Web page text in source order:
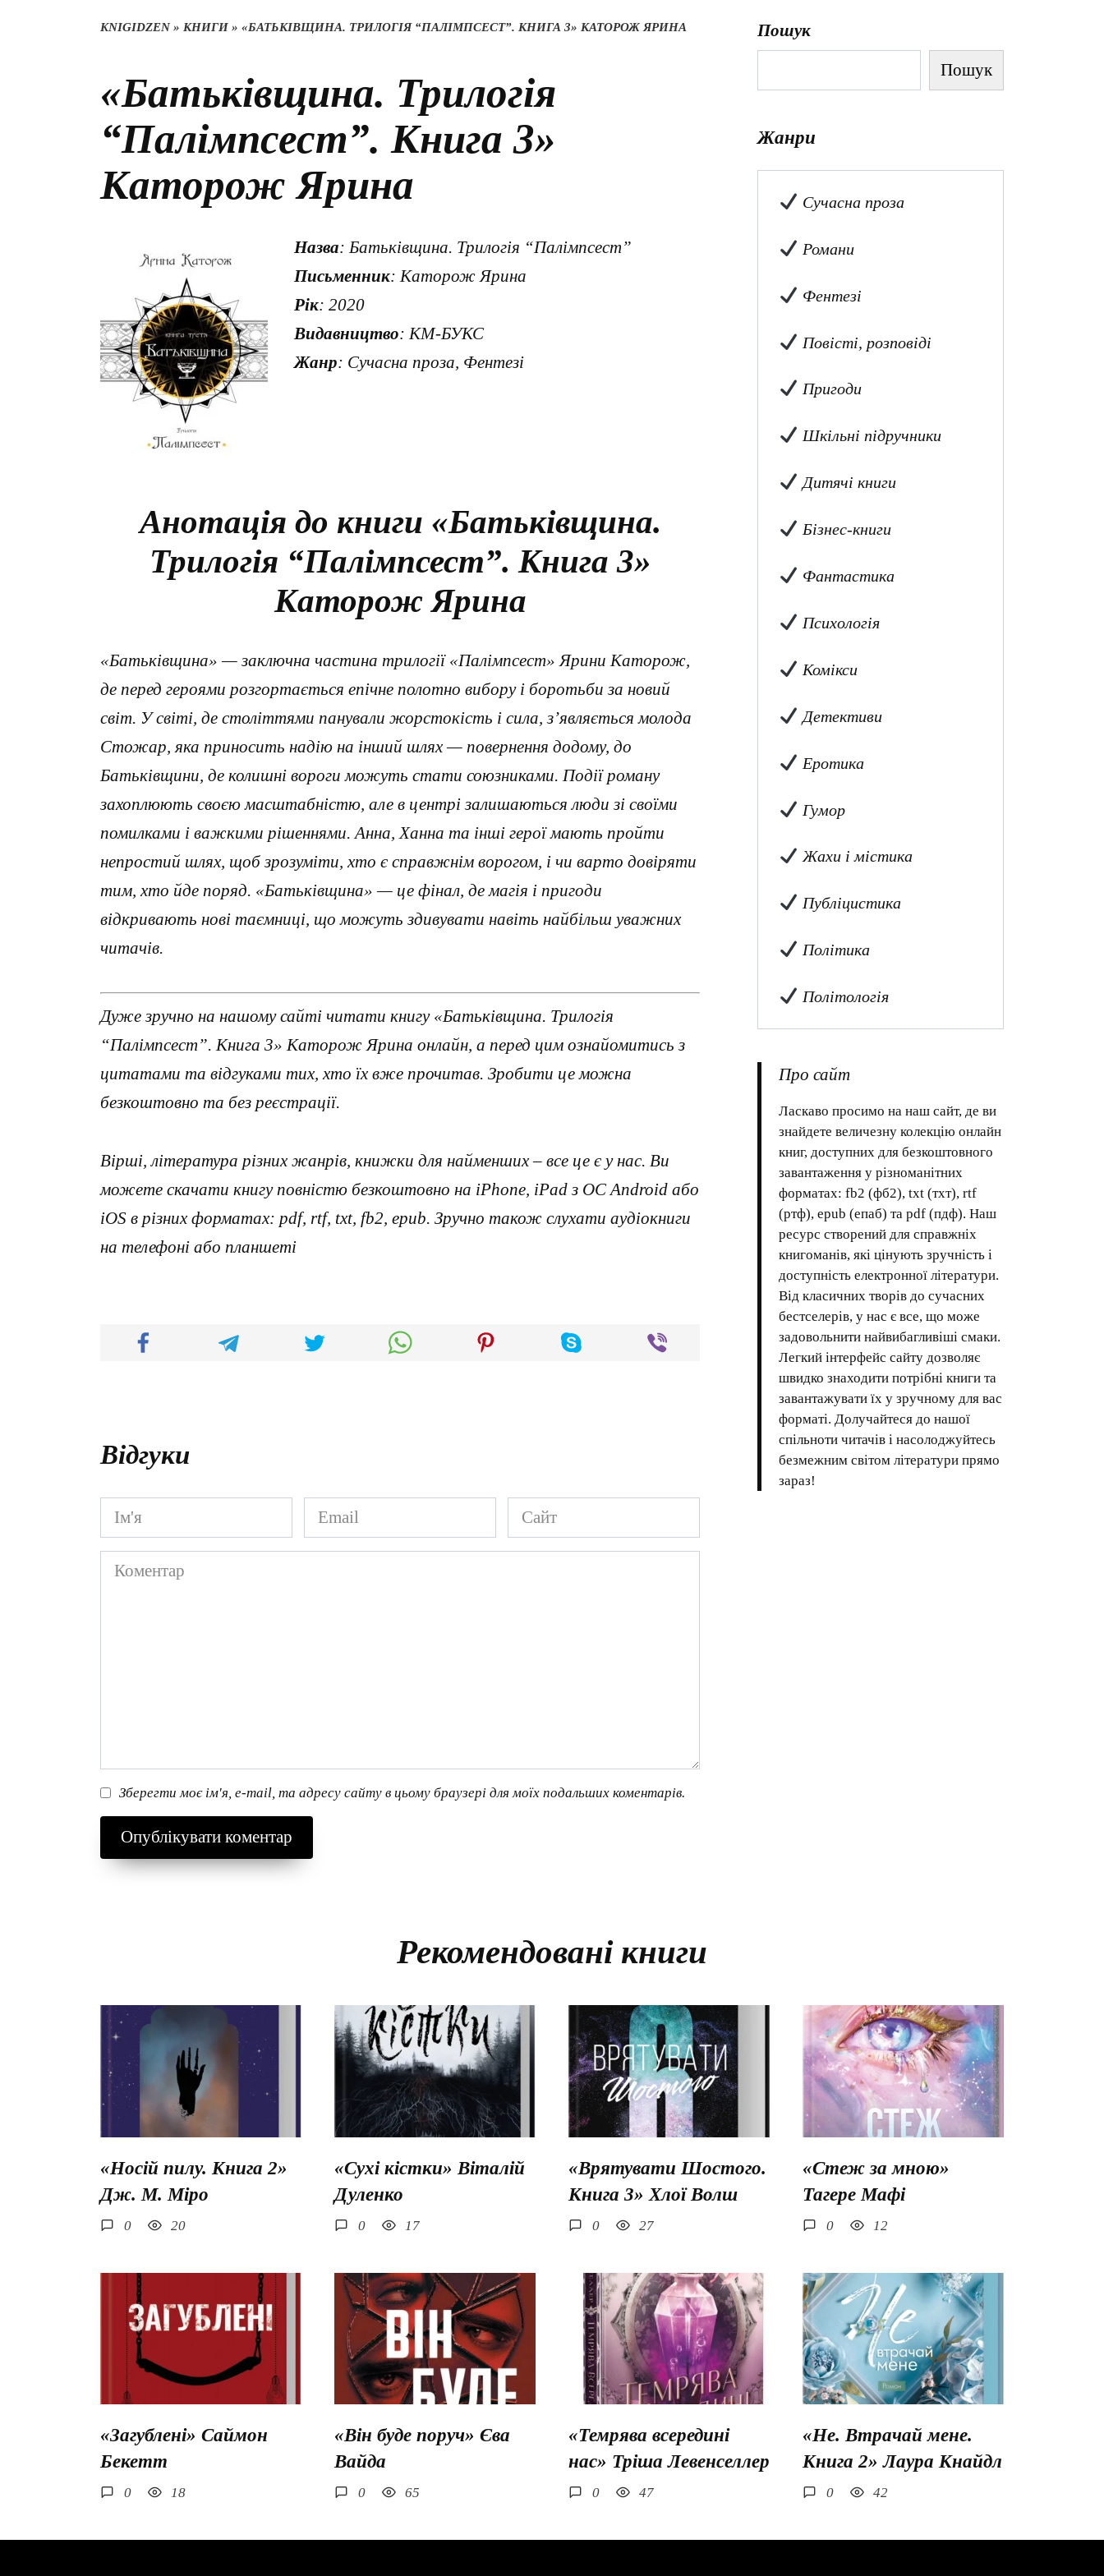
KNIGIDZEN» КНИГИ » «БАТЬКІВЩИНА. ТРИЛОГІЯ “ПАЛІМПСЕСТ”. КНИГА 3» КАТОРОЖ ЯРИНА
«Батьківщина. Трилогія
“Палімпсест”. Книга 3»
Каторож Ярина
Назва: Батьківщина. Трилогія “Палімпсест”
Письменник: Каторож Ярина
Рік: 2020
Видавництво: КМ-БУКС
Жанр: Сучасна проза, Фентезі
Анотація до книги «Батьківщина.
Трилогія “Палімпсест”. Книга 3»
Каторож Ярина
«Батьківщина» — заключна частина трилогії «Палімпсест» Ярини Каторож,
де перед героями розгортається епічне полотно вибору і боротьби за новий
світ. У світі, де століттями панували жорстокість і сила, з’являється молода
Стожар, яка приносить надію на інший шлях — повернення додому, до
Батьківщини, де колишні вороги можуть стати союзниками. Події роману
захоплюють своєю масштабністю, але в центрі залишаються люди зі своїми
помилками і важкими рішеннями. Анна, Ханна та інші герої мають пройти
непростий шлях, щоб зрозуміти, хто є справжнім ворогом, і чи варто довіряти
тим, хто йде поряд. «Батьківщина» — це фінал, де магія і пригоди
відкривають нові таємниці, що можуть здивувати навіть найбільш уважних
читачів.
Дуже зручно на нашому сайті читати книгу «Батьківщина. Трилогія
“Палімпсест”. Книга 3» Каторож Ярина онлайн, а перед цим ознайомитись з
цитатами та відгуками тих, хто їх вже прочитав. Зробити це можна
безкоштовно та без реєстрації.
Вірші, література різних жанрів, книжки для найменших – все це є у нас. Ви
можете скачати книгу повністю безкоштовно на iPhone, iPad з ОС Android або
iOS в різних форматах: pdf, rtf, txt, fb2, epub. Зручно також слухати аудіокниги
на телефоні або планшеті
Відгуки
Ім'я
*
Email
*
Сайт
Коментар
Зберегти моє ім'я, e-mail, та адресу сайту в цьому браузері для моїх подальших коментарів.
Пошук
Пошук
Жанри
Сучасна проза
Романи
Фентезі
Повісті, розповіді
Пригоди
Шкільні підручники
Дитячі книги
Бізнес-книги
Фантастика
Психологія
Комікси
Детективи
Еротика
Гумор
Жахи і містика
Публіцистика
Політика
Політологія
Про сайт
Ласкаво просимо на наш сайт, де ви
знайдете величезну колекцію онлайн
книг, доступних для безкоштовного
завантаження у різноманітних
форматах: fb2 (фб2), txt (тхт), rtf
(ртф), epub (епаб) та pdf (пдф). Наш
ресурс створений для справжніх
книгоманів, які цінують зручність і
доступність електронної літератури.
Від класичних творів до сучасних
бестселерів, у нас є все, що може
задовольнити найвибагливіші смаки.
Легкий інтерфейс сайту дозволяє
швидко знаходити потрібні книги та
завантажувати їх у зручному для вас
форматі. Долучайтеся до нашої
спільноти читачів і насолоджуйтесь
безмежним світом літератури прямо
зараз!
Рекомендовані книги
«Носій пилу. Книга 2»
Дж. М. Міро
0 20
«Сухі кістки» Віталій
Дуленко
0 17
«Врятувати Шостого.
Книга 3» Хлої Волш
0 27
«Стеж за мною»
Тагере Мафі
0 12
«Загублені» Саймон
Бекетт
0 18
«Він буде поруч» Єва
Вайда
0 65
«Темрява всередині
нас» Тріша Левенселлер
0 47
«Не. Втрачай мене.
Книга 2» Лаура Кнайдл
0 42